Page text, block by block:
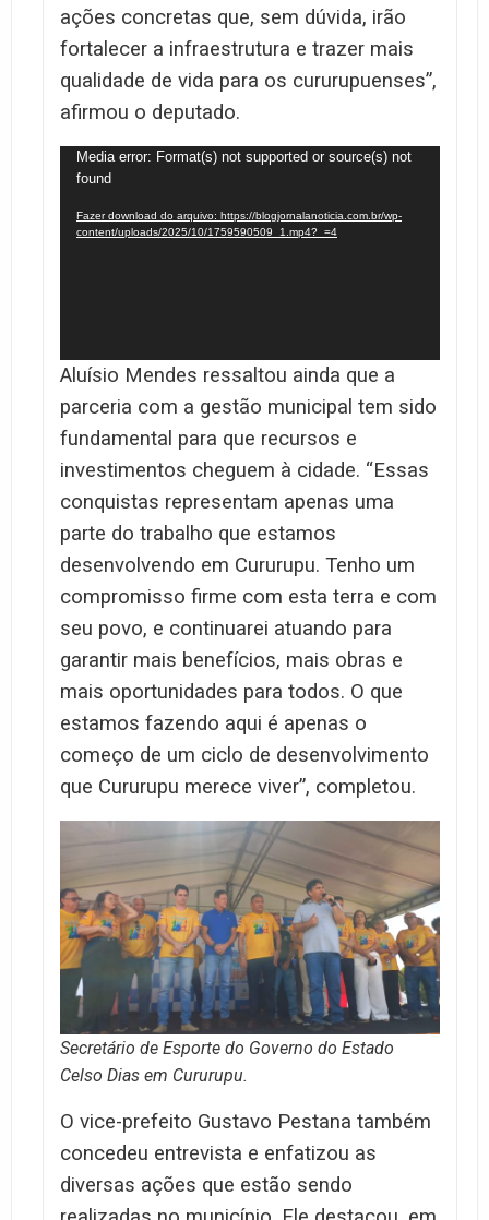
ações concretas que, sem dúvida, irão
fortalecer a infraestrutura e trazer mais
qualidade de vida para os cururupuenses”,
afirmou o deputado.
Tocador
de
vídeo
Media error: Format(s) not supported or source(s) not
found
Fazer download do arquivo: https://blogjornalanoticia.com.br/wp-
content/uploads/2025/10/1759590509_1.mp4?_=4
Aluísio Mendes ressaltou ainda que a
parceria com a gestão municipal tem sido
fundamental para que recursos e
investimentos cheguem à cidade. “Essas
conquistas representam apenas uma
parte do trabalho que estamos
desenvolvendo em Cururupu. Tenho um
compromisso firme com esta terra e com
seu povo, e continuarei atuando para
garantir mais benefícios, mais obras e
mais oportunidades para todos. O que
estamos fazendo aqui é apenas o
começo de um ciclo de desenvolvimento
que Cururupu merece viver”, completou.
Secretário de Esporte do Governo do Estado
Celso Dias em Cururupu.
O vice-prefeito Gustavo Pestana também
concedeu entrevista e enfatizou as
diversas ações que estão sendo